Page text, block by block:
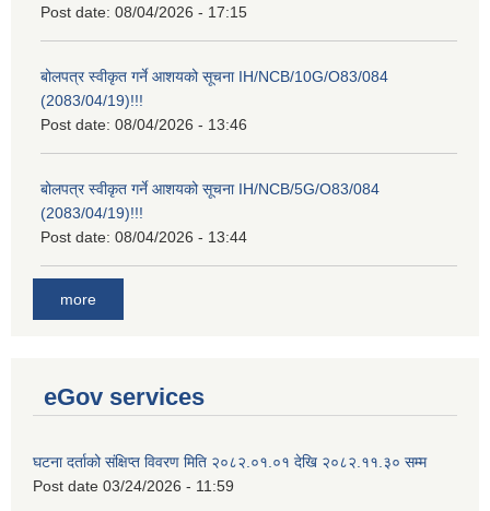
Post date: 08/04/2026 - 17:15
बोलपत्र स्वीकृत गर्ने आशयको सूचना IH/NCB/10G/O83/084
(2083/04/19)!!!
Post date: 08/04/2026 - 13:46
बोलपत्र स्वीकृत गर्ने आशयको सूचना IH/NCB/5G/O83/084
(2083/04/19)!!!
Post date: 08/04/2026 - 13:44
more
eGov services
घटना दर्ताको संक्षिप्त विवरण मिति २०८२.०१.०१ देखि २०८२.११.३० सम्म
Post date 03/24/2026 - 11:59